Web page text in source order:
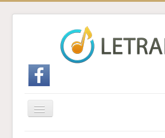
Cambiar
navegación